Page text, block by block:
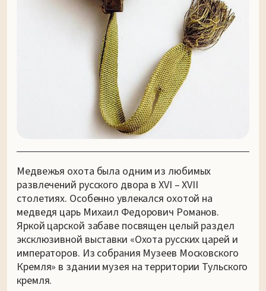
Медвежья охота была одним из любимых
развлечений русского двора в XVI – XVII
столетиях. Особенно увлекался охотой на
медведя царь Михаил Федорович Романов.
Яркой царской забаве посвящен целый раздел
эксклюзивной выставки «Охота русских царей и
императоров. Из собрания Музеев Московского
Кремля» в здании музея на территории Тульского
кремля.